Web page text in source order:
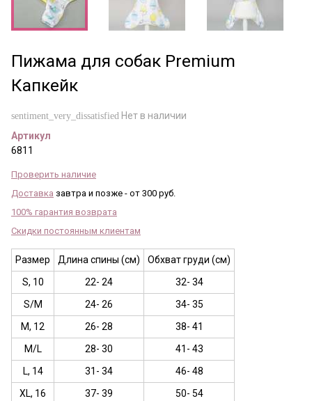
Пижама для собак Premium
Капкейк
sentiment_very_dissatisfied Нет в наличии
Артикул
6811
Проверить наличие
Доставка завтра и позже - от 300 руб.
100% гарантия возврата
Скидки постоянным клиентам
Размер Длина спины (см)
Обхват груди (см)
S, 10
22- 24
32- 34
S/M
24- 26
34- 35
M, 12
26- 28
38- 41
M/L
28- 30
41- 43
L, 14
31- 34
46- 48
XL, 16
37- 39 50- 54